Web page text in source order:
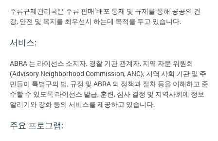
주류규제관리국은 주류 판매˙배포 통제 및 규제를 통해 공공의 건
강, 안전 및 복지를 최우선시 하는데 목적을 두고 있습니다.
서비스:
ABRA 는 라이선스 소지자, 경찰 기관 관계자, 지역 자문 위원회
(Advisory Neighborhood Commission, ANC), 지역 사회 기관 및 주
민들이 특별구의 법, 규정 및 ABRA 의 정책과 절차 등을 이해하고 준
수할 수 있도록 라이선스 발급, 훈련, 심사 결정 및 지역사회에 정보
알리기와 강화 등의 서비스를 제공하고 있습니다.
주요 프로그램: